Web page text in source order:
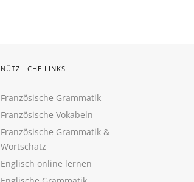
NÜTZLICHE LINKS
Französische Grammatik
Französische Vokabeln
Französische Grammatik &
Wortschatz
Englisch online lernen